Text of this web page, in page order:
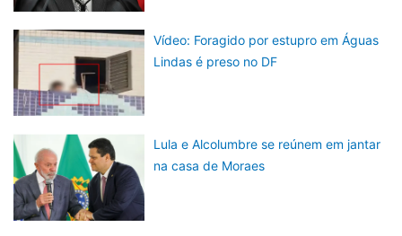
Vídeo: Foragido por estupro em Águas
Lindas é preso no DF
Lula e Alcolumbre se reúnem em jantar
na casa de Moraes